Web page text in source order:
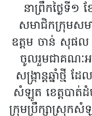
នាព្រឹកថ្ងៃទី១
សមាជិកក្រុមសម
ឧត្តម ចាន់ សុផល
ចូលរួមជាគណៈអ
សង្រ្កាន្តឆ្នាំថ្មី
សំឡូត ខេត្តបាត់
ក្រុមប្រឹក្សាស្រុក